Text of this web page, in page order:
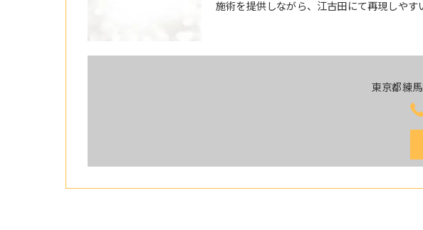
施術を提供しながら、江古田にて再現しやす
東京都練